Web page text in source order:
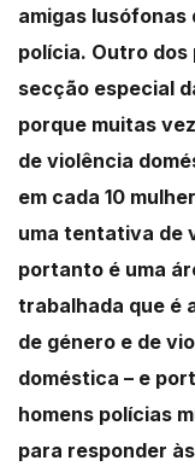
amigas
polícia. Outro
secção especial
porque muitas
de violência
em cada 10
uma tentativa de
portanto é uma
trabalhada que é
de género e de
doméstica – e
homens polícias
para responder